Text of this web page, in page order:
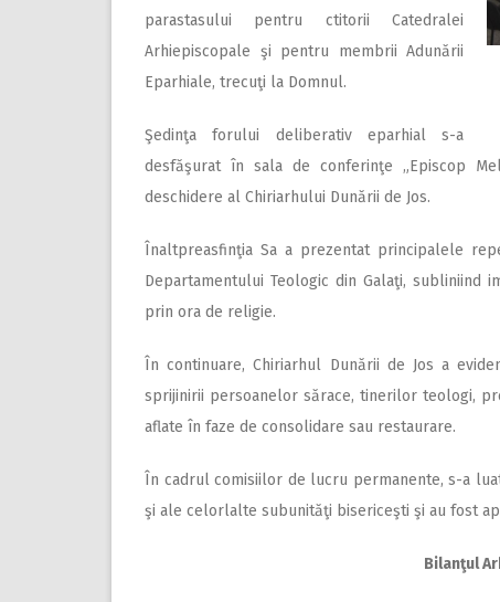
parastasului pentru ctitorii Catedralei
Arhiepiscopale şi pentru membrii Adunării
Eparhiale, trecuţi la Domnul.
Şedinţa forului deliberativ eparhial s-a
desfăşurat în sala de conferinţe „Episcop
deschidere al Chiriarhului Dunării de Jos.
Înaltpreasfinţia Sa a prezentat principalele
Departamentului Teologic din Galaţi, subliniind
prin ora de religie.
În continuare, Chiriarhul Dunării de Jos a
sprijinirii persoanelor sărace, tinerilor teologi,
aflate în faze de consolidare sau restaurare.
În cadrul comisiilor de lucru permanente, s-a
şi ale celorlalte subunităţi bisericeşti şi au fost
Bilanţul